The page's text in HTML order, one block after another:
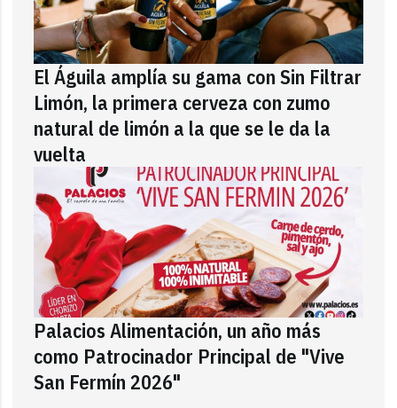
El Águila amplía su gama con Sin Filtrar
Limón, la primera cerveza con zumo
natural de limón a la que se le da la
vuelta
Palacios Alimentación, un año más
como Patrocinador Principal de "Vive
San Fermín 2026"